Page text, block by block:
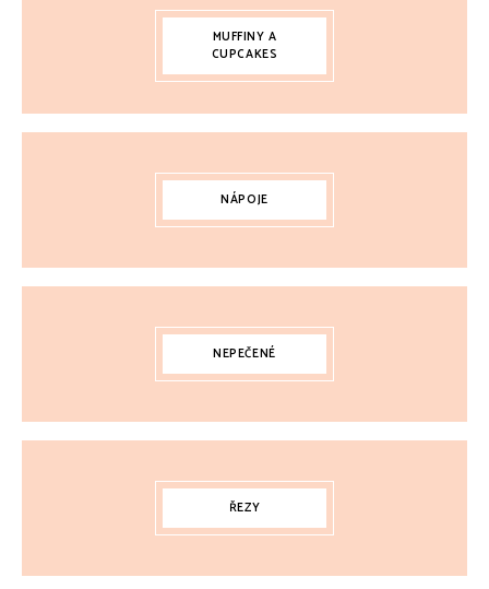
MUFFINY A
CUPCAKES
NÁPOJE
NEPEČENÉ
ŘEZY